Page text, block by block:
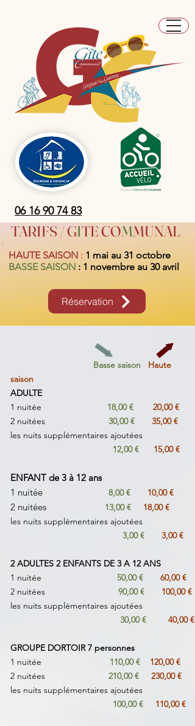
06 16 90 74 83
TARIFS / GITE COMMUNAL
HAUTE SAISON : 1 mai au 31 octobre
BASSE SAISON : 1 novembre au 30 avril
Réservation
Basse saison
Haute
saison
ADULTE
1 nuitée
18,00 €
20,00 €
2 nuitées
30,00 €
35,00 €
les nuits supplémentaires ajoutées
12,00 €
15,00 €
ENFANT de 3 à 12 ans
1 nuitée
8,00 € 10,00 €
2 nuitées 13,00 €
18,00 €
les nuits supplémentaires ajoutées
3,00 €
3,00 €
2 ADULTES 2 ENFANTS DE 3 A 12 ANS
1 nuitée 50,00 €
60,00 €
2 nuitées 90,00 €
100,00 €
les nuits supplémentaires ajoutées
30,00 €
40,00 €
GROUPE DORTOIR 7 personnes
1 nuitée 110,00 €
120,00 €
2 nuitées 210,00 €
230,00 €
les nuits supplémentaires ajoutées
100,00 €
110,00 €